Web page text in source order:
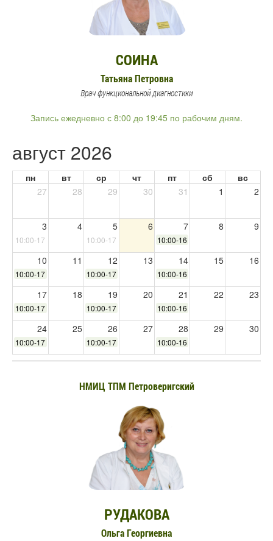
СОИНА
Татьяна Петровна
Врач функциональной диагностики
Запись ежедневно с 8:00 до 19:45 по рабочим дням.
август 2026
пн вт ср чт пт сб
вс
27
28 29 30 31 1 2
3 4 5 6 7 8 9
10:00-17:00 10:00-17:00 10:00-16:00
10 11 12 13 14 15 16
10:00-17:00 10:00-17:00 10:00-16:00
17 18 19 20 21 22 23
10:00-17:00 10:00-17:00 10:00-16:00
24 25 26 27 28 29 30
10:00-17:00 10:00-17:00 10:00-16:00
31 1 2 3 4 5 6
НМИЦ ТПМ Петроверигский
РУДАКОВА
Ольга Георгиевна